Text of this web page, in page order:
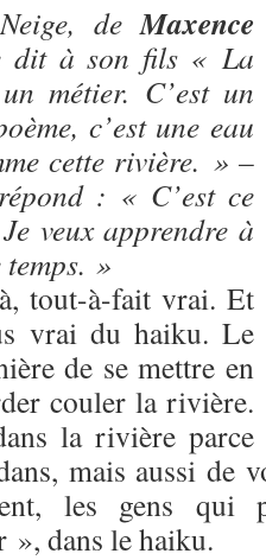
deMaxence
dit à son fils « La
métier. C’est un
c’est une eau
cette rivière. » –
: « C’est ce
veux apprendre à
»
tout-à-fait vrai. Et
vrai du haiku. Le
de se mettre en
couler la rivière.
la rivière parce
mais aussi de
les gens qui
», dans le haiku.